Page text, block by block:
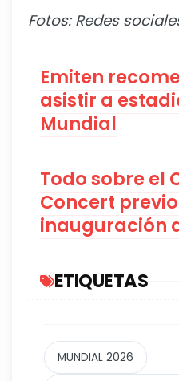
Fotos: Redes
Emiten
asistir a
Mundial
Todo sobre el
Concert
inauguración
ETIQUETAS
MUNDIAL 2026